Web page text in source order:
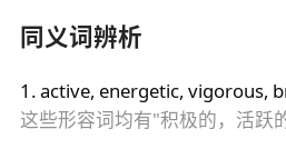
同义词辨析
1 .active, energetic, vigorous,
这些形容词均有"积极的，活跃